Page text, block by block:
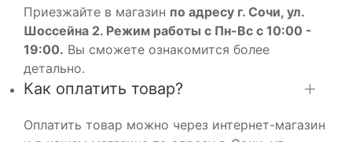
Приезжайте в магазин по адресу г. Сочи, ул.
Шоссейна 2. Режим работы с Пн-Вс с 10:00 -
19:00. Вы сможете ознакомится более
детально.
Как оплатить товар?
Оплатить товар можно через интернет-магазин